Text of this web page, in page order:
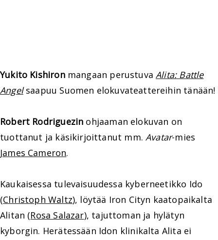
Yukito Kishironmangaan perustuvaAlita: Battle
Angelsaapuu Suomen elokuvateattereihin tänään!
Robert Rodriguezin ohjaaman elokuvan on
tuottanut ja käsikirjoittanut mm.Avatar-mies
James Cameron.
Kaukaisessa tulevaisuudessa kyberneetikko Ido
(Christoph Waltz), löytää Iron Cityn kaatopaikalta
Alitan (Rosa Salazar), tajuttoman ja hylätyn
kyborgin. Herätessään Idon klinikalta Alita ei